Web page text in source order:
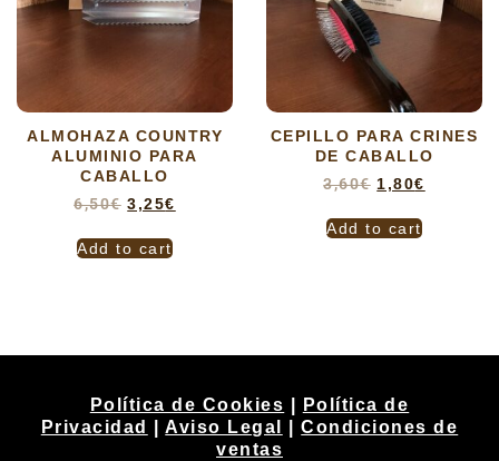
ALMOHAZA COUNTRY
ALUMINIO PARA
CABALLO
6,50€ 3,25€
Add to cart
CEPILLO PARA CRINES
DE CABALLO
3,60€ 1,80€
Add to cart
Política de Cookies
Política de
Privacidad
|Aviso Legal |Condiciones de
ventas